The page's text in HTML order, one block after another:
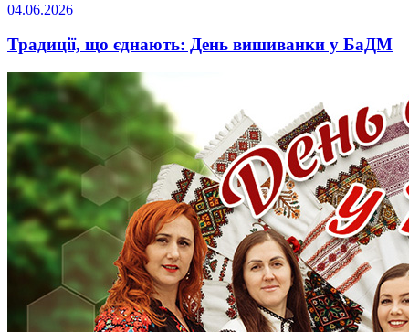
04.06.2026
Традиції, що єднають: День вишиванки у БаДМ